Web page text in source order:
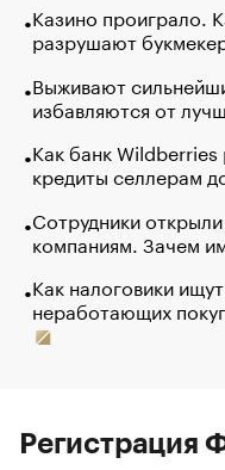
Казино проиграло.
разрушают
Выживают
избавляются от
Как банк Wildberries
кредиты селлерам
Сотрудники
компаниям. Зачем
Как налоговики
неработающих
Регистрация